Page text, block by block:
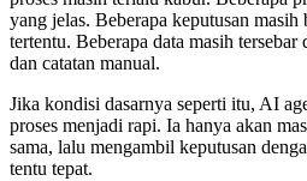
yang jelas. Beberapa keputusan
tertentu. Beberapa data masih tersebar
dan catatan manual.
Jika kondisi dasarnya seperti itu, AI
proses menjadi rapi. Ia hanya akan
sama, lalu mengambil keputusan
tentu tepat.